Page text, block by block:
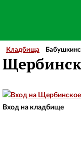
Кладбища
Вход на кладбище